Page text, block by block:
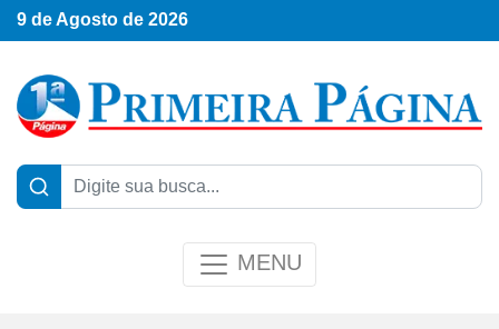
9 de Agosto de 2026
MENU